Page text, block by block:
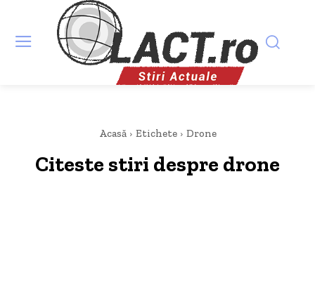
Acasă Etichete Drone
Citeste stiri despre drone